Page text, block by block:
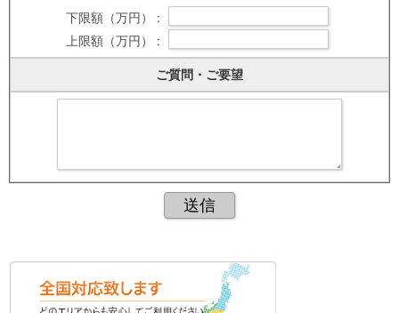
下限額（万円） :
上限額（万円） :
ご質問・ご要望